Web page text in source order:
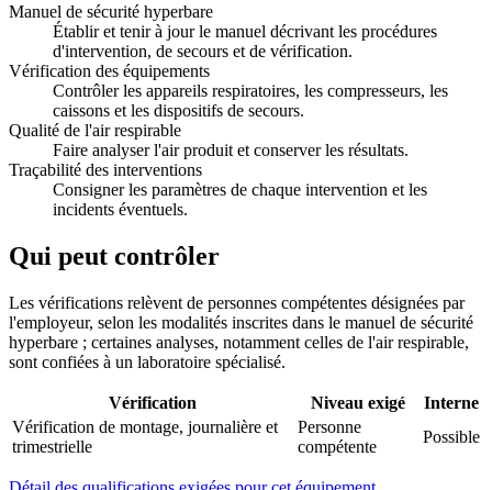
Manuel de sécurité hyperbare
Établir et tenir à jour le manuel décrivant les procédures
d'intervention, de secours et de vérification.
Vérification des équipements
Contrôler les appareils respiratoires, les compresseurs, les
caissons et les dispositifs de secours.
Qualité de l'air respirable
Faire analyser l'air produit et conserver les résultats.
Traçabilité des interventions
Consigner les paramètres de chaque intervention et les
incidents éventuels.
Qui peut contrôler
Les vérifications relèvent de personnes compétentes désignées par
l'employeur, selon les modalités inscrites dans le manuel de sécurité
hyperbare ; certaines analyses, notamment celles de l'air respirable,
sont confiées à un laboratoire spécialisé.
Vérification Niveau exigé
Interne
Vérification de montage, journalière et
trimestrielle
Personne
compétente
Possible